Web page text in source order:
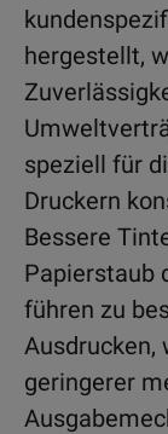
hergestellt,
speziell für
Druckern
Bessere
Papierstaub
führen zu
Ausdrucken,
geringerer